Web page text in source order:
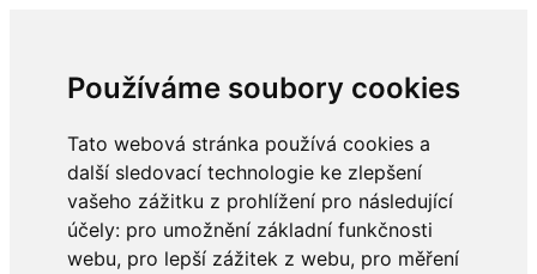
Používáme soubory cookies
Tato webová stránka používá cookies a
další sledovací technologie ke zlepšení
vašeho zážitku z prohlížení pro následující
účely: pro umožnění základní funkčnosti
webu, pro lepší zážitek z webu, pro měření